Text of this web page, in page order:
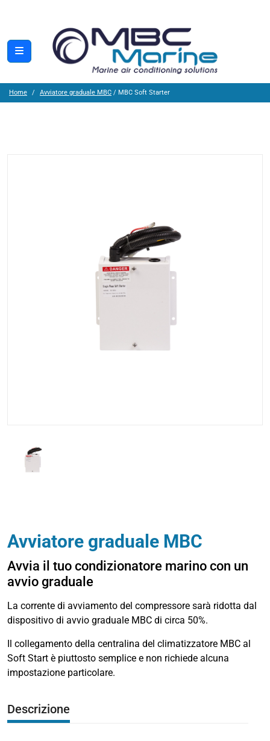
Home Avviatore graduale MBC / MBC Soft Starter
Avviatore graduale MBC
Avvia il tuo condizionatore marino con un
avvio graduale
La corrente di avviamento del compressore sarà ridotta dal
dispositivo di avvio graduale MBC di circa 50%.
Il collegamento della centralina del climatizzatore MBC al
Soft Start è piuttosto semplice e non richiede alcuna
impostazione particolare.
Descrizione